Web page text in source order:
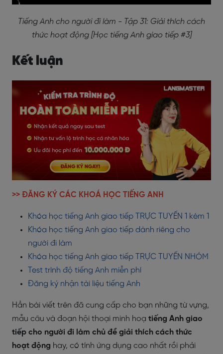
Tiếng Anh cho người đi làm - Tập 31: Giải thích cách
thức hoạt động [Học tiếng Anh giao tiếp #3]
Kết luận
>> ĐĂNG KÝ CÁC KHOÁ HỌC TIẾNG ANH
Khóa học tiếng Anh giao tiếp TRỰC TUYẾN 1 kèm 1
Khóa học tiếng Anh giao tiếp dành riêng cho
người đi làm
Khóa học tiếng Anh giao tiếp TRỰC TUYẾN NHÓM
Test trình độ tiếng Anh miễn phí
Đăng ký nhận tài liệu tiếng Anh
Hẳn bài viết trên đã cung cấp cho bạn những từ vựng,
mẫu câu và đoạn hội thoại minh hoạ tiếng Anh giao
tiếp cho người đi làm chủ đề giải thích cách thức
hoạt động hay, có tính ứng dụng cao nhất rồi phải